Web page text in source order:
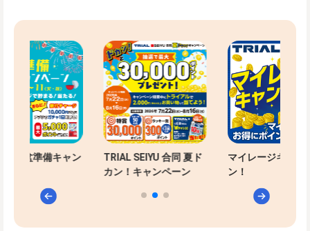
お盆準備キャン
TRIAL SEIYU 合同 夏ド
カン！キャンペーン
マイレージキャン
ン！